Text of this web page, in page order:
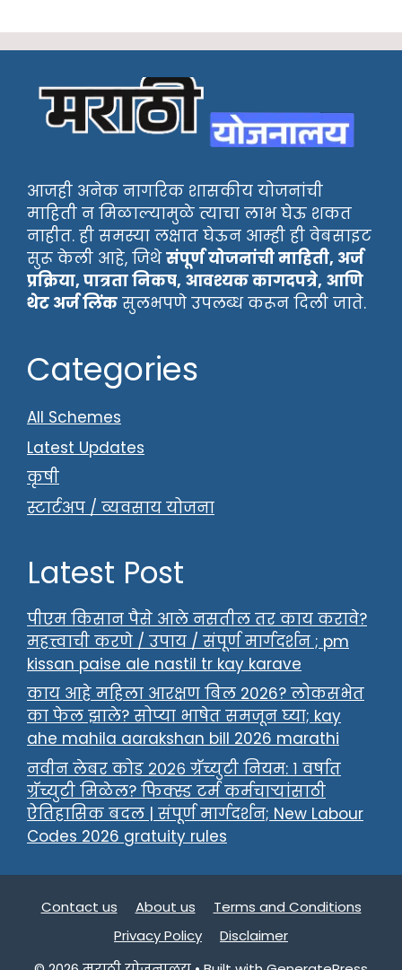
आजही अनेक नागरिक शासकीय योजनांची
माहिती न मिळाल्यामुळे त्याचा लाभ घेऊ शकत
नाहीत. ही समस्या लक्षात घेऊन आम्ही ही वेबसाइट
सुरू केली आहे, जिथेसंपूर्ण योजनांची माहिती, अर्ज
प्रक्रिया, पात्रता निकष, आवश्यक कागदपत्रे, आणि
थेट अर्ज लिंक सुलभपणे उपलब्ध करून दिली जाते.
Categories
All Schemes
Latest Updates
कृषी
स्टार्टअप / व्यवसाय योजना
Latest Post
पीएम किसान पैसे आले नसतील तर काय करावे?
महत्त्वाची करणे / उपाय / संपूर्ण मार्गदर्शन ; pm
kissan paise ale nastil tr kay karave
काय आहे महिला आरक्षण बिल 2026? लोकसभेत
का फेल झाले? सोप्या भाषेत समजून घ्या; kay
ahe mahila aarakshan bill 2026 marathi
नवीन लेबर कोड २०२६ ग्रॅच्युटी नियम: १ वर्षात
ग्रॅच्युटी मिळेल? फिक्स्ड टर्म कर्मचाऱ्यांसाठी
ऐतिहासिक बदल | संपूर्ण मार्गदर्शन; New Labour
Codes 2026 gratuity rules
Contact us About us
Terms and Conditions
Privacy Policy
Disclaimer